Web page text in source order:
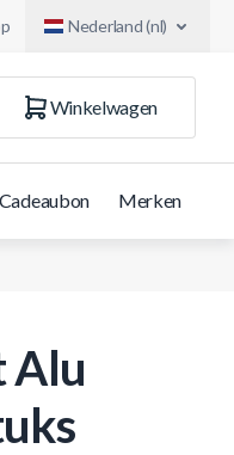
Nederland (nl)
Winkelwagen
Cadeaubon Merken
Alu